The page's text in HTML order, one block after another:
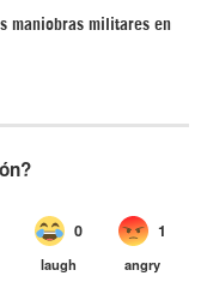
maniobras militares en